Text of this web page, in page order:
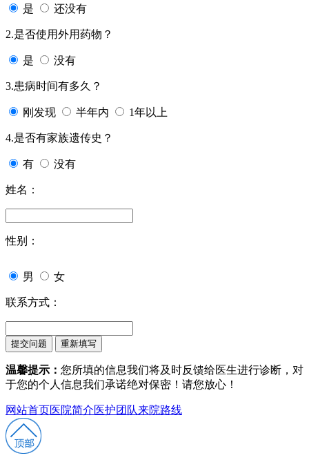
是 还没有
2.是否使用外用药物？
是 没有
3.患病时间有多久？
刚发现 半年内 1年以上
4.是否有家族遗传史？
有 没有
姓名：
性别：
男 女
联系方式：
温馨提示： 您所填的信息我们将及时反馈给医生进行诊断，对
于您的个人信息我们承诺绝对保密！请您放心！
网站首页医院简介医护团队来院路线